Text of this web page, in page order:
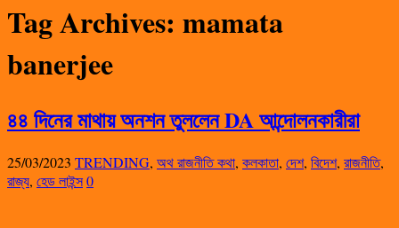
Tag Archives: mamata
banerjee
৪৪ দিনের মাথায় অনশন তুললেন DA আন্দোলনকারীরা
25/03/2023 TRENDING, অথ রাজনীতি কথা, কলকাতা, দেশ, বিদেশ, রাজনীতি,
রাজ্য, হেড লাইন্স0